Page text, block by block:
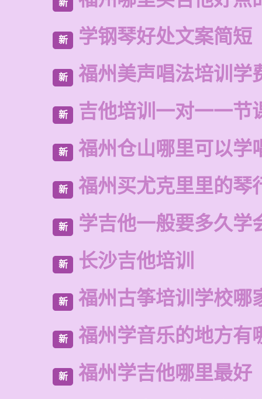
新
新 学钢琴好处文案简短
新 福州美声唱法培训学
新 吉他培训一对一一节
新 福州仓山哪里可以学
新 福州买尤克里里的琴
新 学吉他一般要多久学
新 长沙吉他培训
新 福州古筝培训学校哪
新 福州学音乐的地方有
新 福州学吉他哪里最好